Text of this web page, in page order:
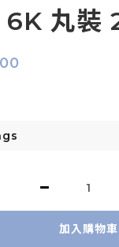
丸裝
加入購物車